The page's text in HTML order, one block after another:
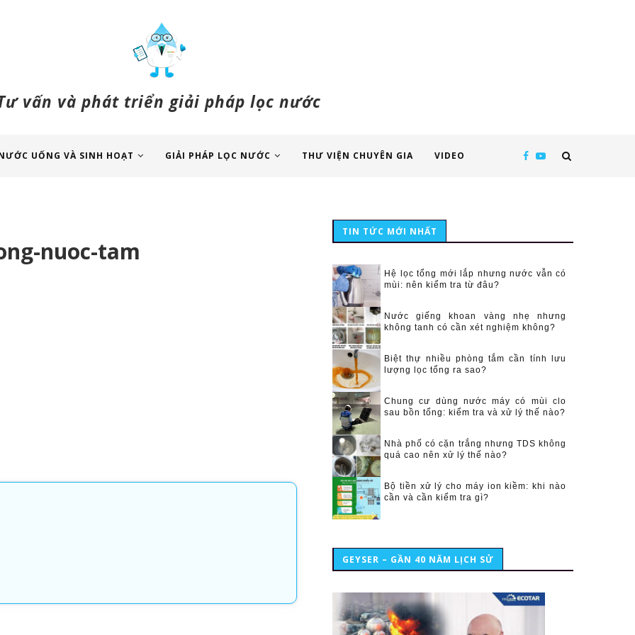
vấn và phát triển giải pháp lọc nước
UỐNG VÀ SINH HOẠT GIẢI PHÁP LỌC NƯỚC THƯ VIỆN CHUYÊN GIA VIDEO
nuoc-tam
TIN TỨC MỚI NHẤT
Hệ lọc tổng mới lắp nhưng nước vẫn có
mùi: nên kiểm tra từ đâu?
Nước giếng khoan vàng nhẹ nhưng
không tanh có cần xét nghiệm không?
Biệt thự nhiều phòng tắm cần tính lưu
lượng lọc tổng ra sao?
Chung cư dùng nước máy có mùi clo
sau bồn tổng: kiểm tra và xử lý thế nào?
Nhà phố có cặn trắng nhưng TDS không
quá cao nên xử lý thế nào?
Bộ tiền xử lý cho máy ion kiềm: khi nào
cần và cần kiểm tra gì?
GEYSER – GẦN 40 NĂM LỊCH SỬ